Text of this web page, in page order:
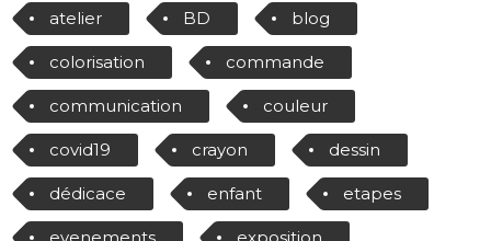
atelier BD blog
colorisation commande
communication couleur
covid19 crayon dessin
dédicace enfant etapes